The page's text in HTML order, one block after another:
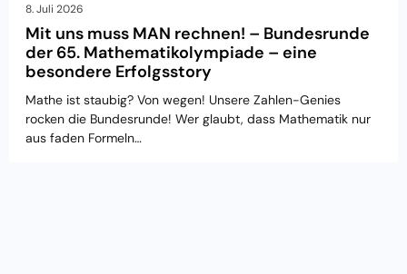
8. Juli 2026
Mit uns muss MAN rechnen! – Bundesrunde
der 65. Mathematikolympiade – eine
besondere Erfolgsstory
Mathe ist staubig? Von wegen! Unsere Zahlen-Genies
rocken die Bundesrunde! Wer glaubt, dass Mathematik nur
aus faden Formeln…